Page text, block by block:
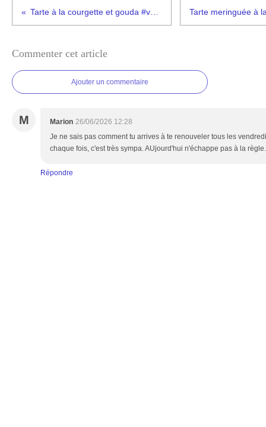
Commenter cet article
Ajouter un commentaire
M Marion 26/06/2026 12:28
Je ne sais pas comment tu arrives à te renouveler tous les
chaque fois, c'est très sympa. AUjourd'hui n'échappe pas à la
Répondre